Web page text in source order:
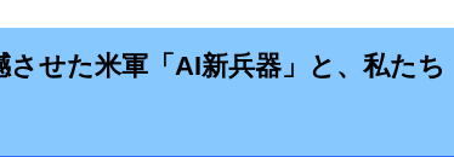
せた米軍「AI新兵器」と、私たち